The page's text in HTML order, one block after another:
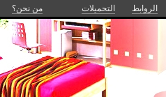
الروابط التحميلات من نحن؟